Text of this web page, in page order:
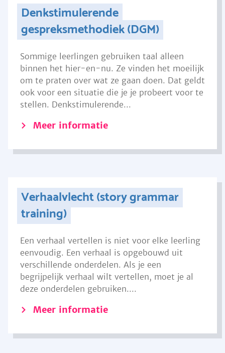
Denkstimulerende
gespreksmethodiek (DGM)
Sommige leerlingen gebruiken taal alleen
binnen het hier-en-nu. Ze vinden het moeilijk
om te praten over wat ze gaan doen. Dat geldt
ook voor een situatie die je je probeert voor te
stellen. Denkstimulerende...
Meer informatie
Verhaalvlecht (story grammar
training)
Een verhaal vertellen is niet voor elke leerling
eenvoudig. Een verhaal is opgebouwd uit
verschillende onderdelen. Als je een
begrijpelijk verhaal wilt vertellen, moet je al
deze onderdelen gebruiken....
Meer informatie